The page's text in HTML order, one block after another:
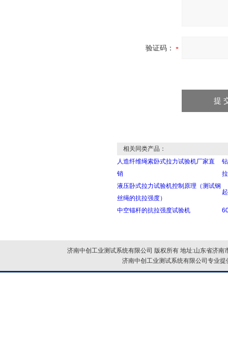
验证码：
相关同类产品：
人造纤维绳索卧式拉力试验机厂家直
销
液压卧式拉力试验机控制原理（测试钢
丝绳的抗拉强度）
中空锚杆的抗拉强度试验机
济南中创工业测试系统有限公司 版权所有 地址:山东省济
济南中创工业测试系统有限公司专业提